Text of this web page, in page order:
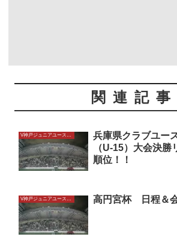
関連記事
兵庫県クラブユー
（U-15）大会決
順位！！
V神戸ジュニアユースU15 高円宮杯 日程＆